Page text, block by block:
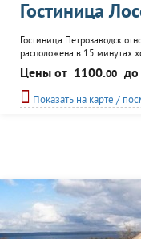
Гостиница
Гостиница Петрозаводск
расположена в 15 минутах
состоит из номеров,
автостоянка, бесплатный
Цены от 1100.00 до
Показать на карте /